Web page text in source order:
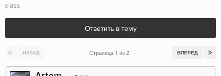
class
Ответить в тему
НАЗАД ВПЕРЁД
Страница 1 из 2